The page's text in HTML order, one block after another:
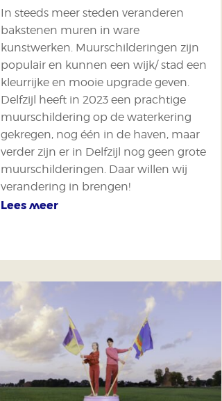
In steeds meer steden veranderen
bakstenen muren in ware
kunstwerken. Muurschilderingen zijn
populair en kunnen een wijk/ stad een
kleurrijke en mooie upgrade geven.
Delfzijl heeft in 2023 een prachtige
muurschildering op de waterkering
gekregen, nog één in de haven, maar
verder zijn er in Delfzijl nog geen grote
muurschilderingen. Daar willen wij
verandering in brengen!
Lees meer